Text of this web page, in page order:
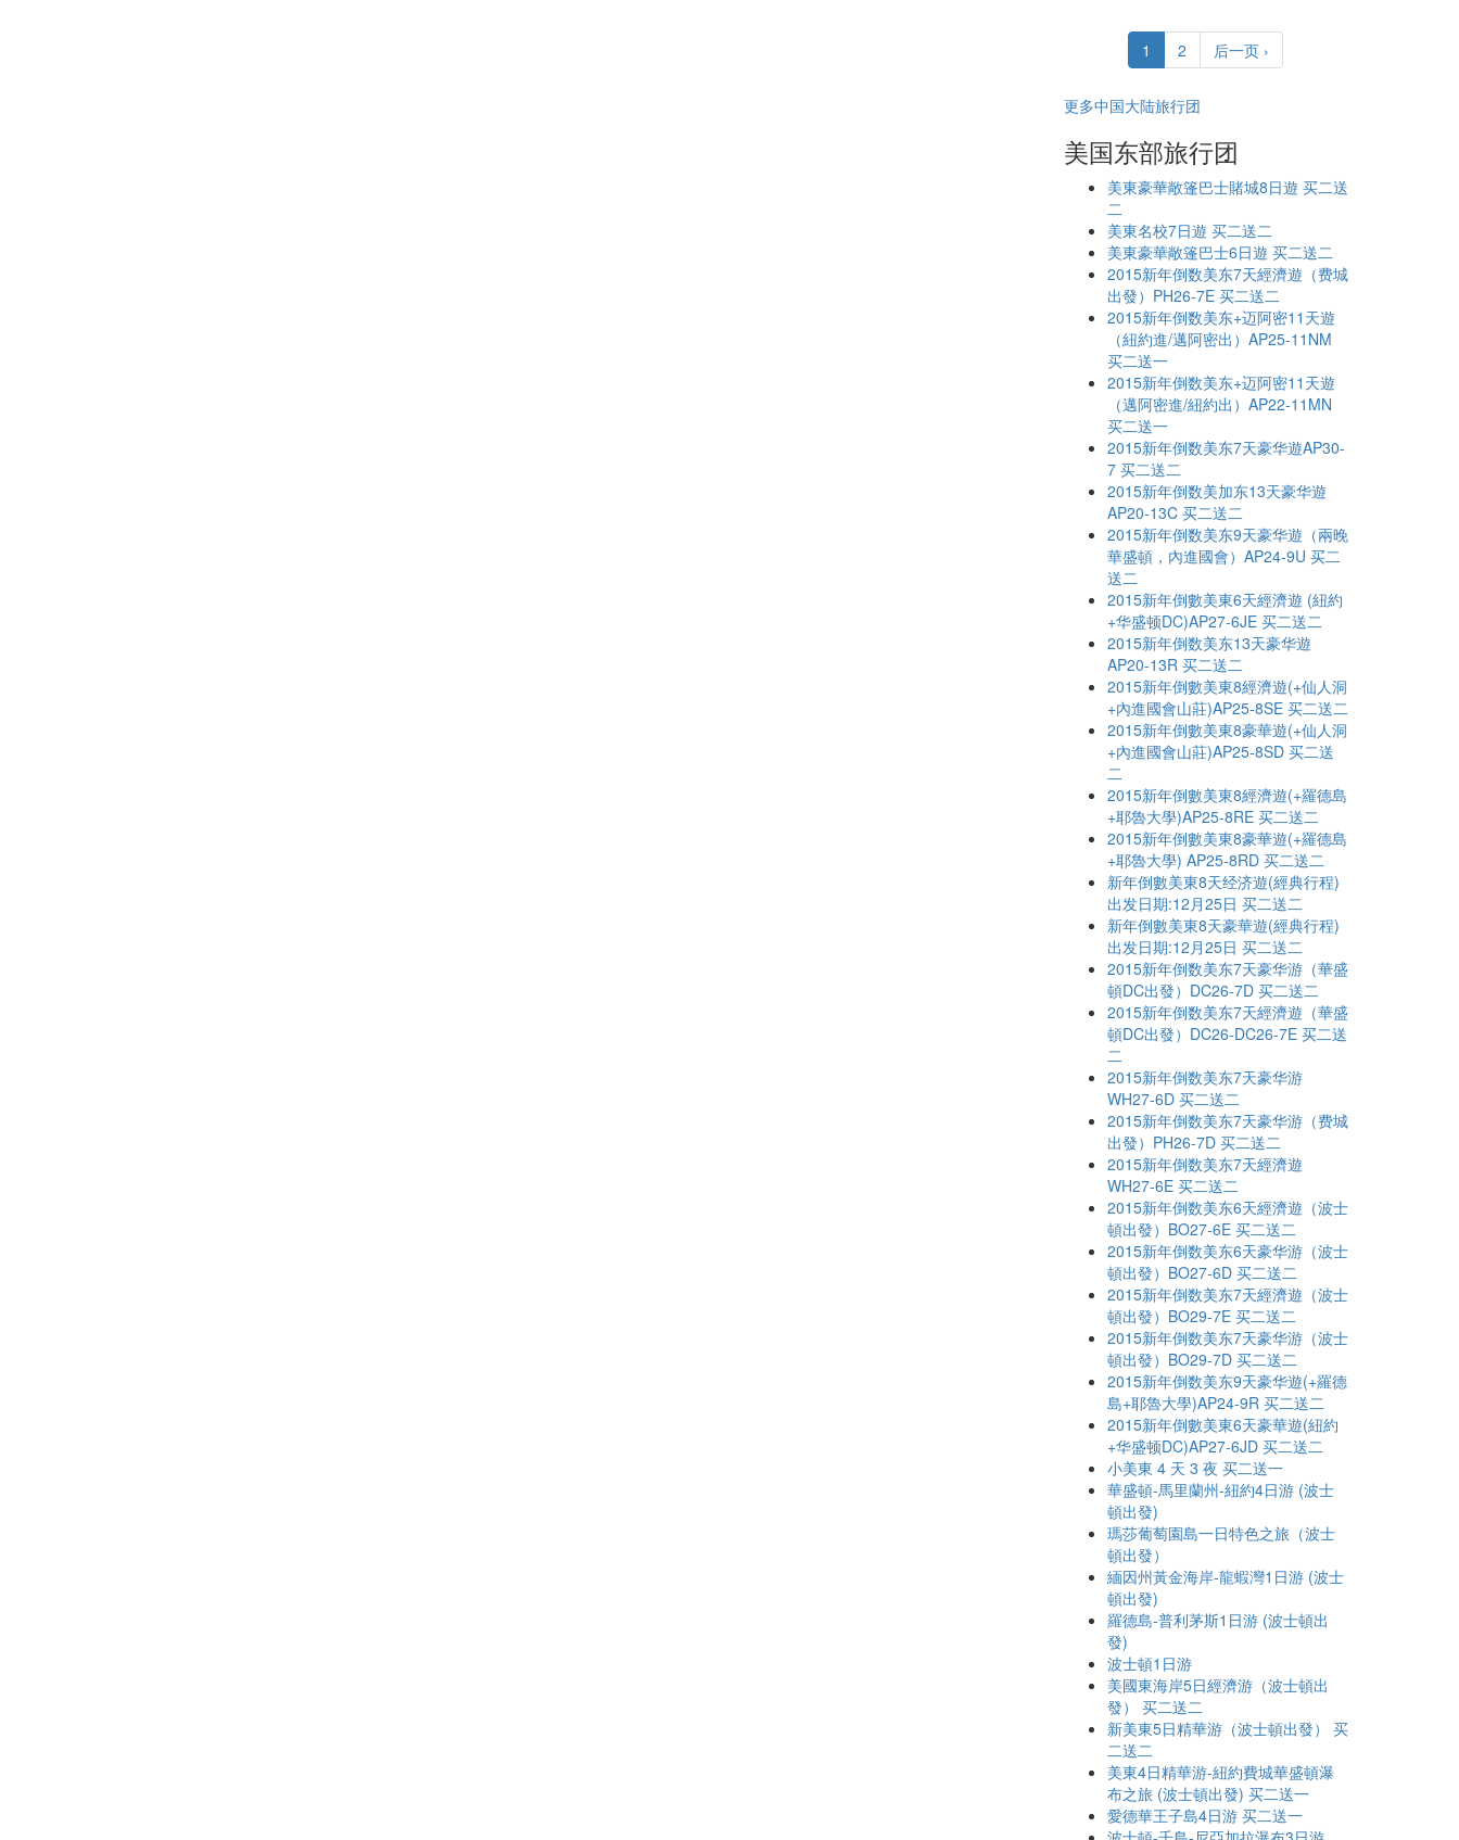
1 2 后一页 ›
更多中国大陆旅行团
美国东部旅行团
美東豪華敞篷巴士賭城8日遊 买二送
二
美東名校7日遊 买二送二
美東豪華敞篷巴士6日遊 买二送二
2015新年倒数美东7天經濟遊（费城
出發）PH26-7E 买二送二
2015新年倒数美东+迈阿密11天遊
（紐約進/邁阿密出）AP25-11NM
买二送一
2015新年倒数美东+迈阿密11天遊
（邁阿密進/紐約出）AP22-11MN
买二送一
2015新年倒数美东7天豪华遊AP30-
7 买二送二
2015新年倒数美加东13天豪华遊
AP20-13C 买二送二
2015新年倒数美东9天豪华遊（兩晚
華盛頓，內進國會）AP24-9U 买二
送二
2015新年倒數美東6天經濟遊 (紐約
+华盛顿DC)AP27-6JE 买二送二
2015新年倒数美东13天豪华遊
AP20-13R 买二送二
2015新年倒數美東8經濟遊(+仙人洞
+內進國會山莊)AP25-8SE 买二送二
2015新年倒數美東8豪華遊(+仙人洞
+內進國會山莊)AP25-8SD 买二送
二
2015新年倒數美東8經濟遊(+羅德島
+耶魯大學)AP25-8RE 买二送二
2015新年倒數美東8豪華遊(+羅德島
+耶魯大學) AP25-8RD 买二送二
新年倒數美東8天经济遊(經典行程)
出发日期:12月25日 买二送二
新年倒數美東8天豪華遊(經典行程)
出发日期:12月25日 买二送二
2015新年倒数美东7天豪华游（華盛
頓DC出發）DC26-7D 买二送二
2015新年倒数美东7天經濟遊（華盛
頓DC出發）DC26-DC26-7E 买二送
二
2015新年倒数美东7天豪华游
WH27-6D 买二送二
2015新年倒数美东7天豪华游（费城
出發）PH26-7D 买二送二
2015新年倒数美东7天經濟遊
WH27-6E 买二送二
2015新年倒数美东6天經濟遊（波士
頓出發）BO27-6E 买二送二
2015新年倒数美东6天豪华游（波士
頓出發）BO27-6D 买二送二
2015新年倒数美东7天經濟遊（波士
頓出發）BO29-7E 买二送二
2015新年倒数美东7天豪华游（波士
頓出發）BO29-7D 买二送二
2015新年倒数美东9天豪华遊(+羅德
島+耶魯大學)AP24-9R 买二送二
2015新年倒數美東6天豪華遊(紐約
+华盛顿DC)AP27-6JD 买二送二
小美東 4 天 3 夜 买二送一
華盛頓-馬里蘭州-紐約4日游 (波士
頓出發)
瑪莎葡萄園島一日特色之旅（波士
頓出發）
緬因州黃金海岸-龍蝦灣1日游 (波士
頓出發)
羅德島-普利茅斯1日游 (波士頓出
發)
波士頓1日游
美國東海岸5日經濟游（波士頓出
發） 买二送二
新美東5日精華游（波士頓出發） 买
二送二
美東4日精華游-紐約費城華盛頓瀑
布之旅 (波士頓出發) 买二送一
愛德華王子島4日游 买二送一